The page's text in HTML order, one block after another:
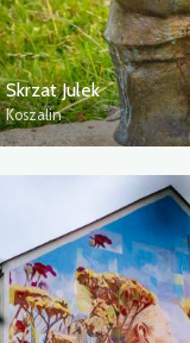
Skrzat Julek
Koszalin